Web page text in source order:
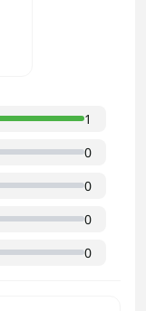
1
0
0
0
0